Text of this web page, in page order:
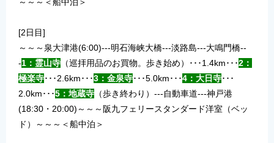
～～～＜船中泊＞
[2日目]
～～～泉大津港(6:00)---明石海峡大橋---淡路島---大鳴門橋--
-1：霊山寺 （巡拝用品のお買物。歩き始め）･･･1.4km･･･2：
極楽寺･･･2.6km･･･3：金泉寺･･･5.0km･･･4：大日寺･･･
2.0km･･･5：地蔵寺 （歩き終わり）---自動車道---神戸港
(18:30・20:00)～～～阪九フェリースタンダード洋室（ベッ
ド）～～～＜船中泊＞